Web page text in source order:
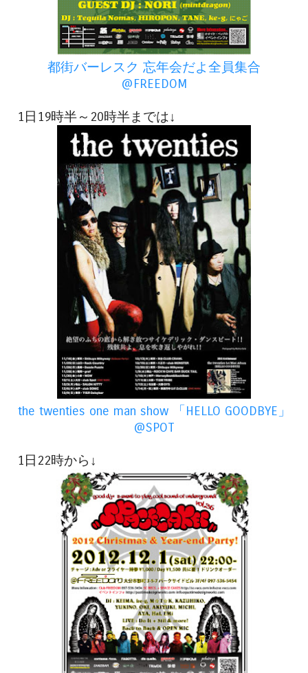
都街バーレスク 忘年会だよ全員集合
@FREEDOM
1日19時半～20時半までは↓
the twenties one man show 「HELLO GOODBYE」
@SPOT
1日22時から↓